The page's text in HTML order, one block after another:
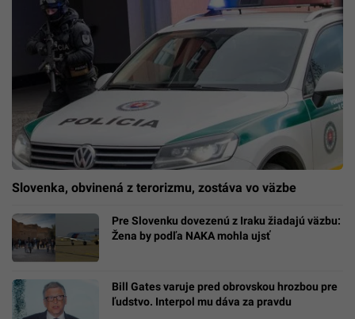
Slovenka, obvinená z terorizmu, zostáva vo väzbe
Pre Slovenku dovezenú z Iraku žiadajú väzbu:
Žena by podľa NAKA mohla ujsť
Bill Gates varuje pred obrovskou hrozbou pre
ľudstvo. Interpol mu dáva za pravdu